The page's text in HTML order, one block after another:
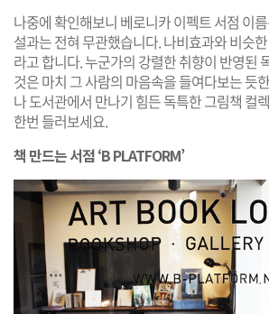
나중에 확인해보니 베로니카 이펙트 서점 이
설과는 전혀 무관했습니다. 나비효과와 비슷
라고 합니다. 누군가의 강렬한 취향이 반영된
것은 마치 그 사람의 마음속을 들여다보는 듯
나 도서관에서 만나기 힘든 독특한 그림책 컬
한번 들러보세요.
책 만드는 서점 ‘B PLATFORM’